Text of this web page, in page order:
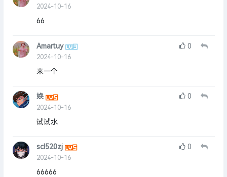
2024-10-16
66
Amartuy
2024-10-16
0
来一个
㛟
2024-10-16
0
试试水
scl520zj
2024-10-16
0
66666